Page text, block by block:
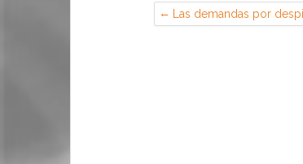
Las demandas por
aumentan un 7,7%